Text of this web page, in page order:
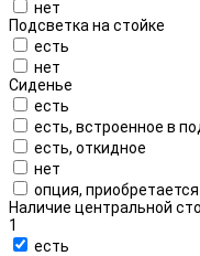
нет
Подсветка на стойке
есть
нет
Сиденье
есть
есть, встроенное в
есть, откидное
нет
опция,
Наличие центральной
1
есть